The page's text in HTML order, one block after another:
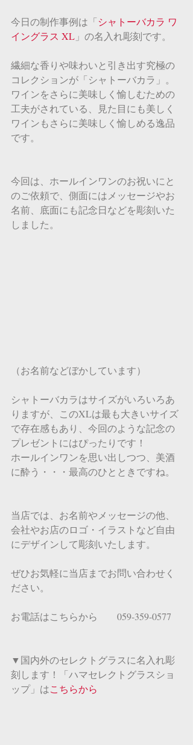
今日の制作事例は「シャトーバカラ ワ
イングラス XL 」の名入れ彫刻です。
繊細な香りや味わいと引き出す究極の
コレクションが「シャトーバカラ」。
ワインをさらに美味しく愉しむための
工夫がされている、見た目にも美しく
ワインもさらに美味しく愉しめる逸品
です。
今回は、ホールインワンのお祝いにと
のご依頼で、側面にはメッセージやお
名前、底面にも記念日などを彫刻いた
しました。
（お名前などぼかしています）
シャトーバカラはサイズがいろいろあ
りま​​すが、このXLは最も大きいサイズ
で存在感もあり、今回のような記念の
プレゼントにはぴったりです！
ホールインワンを思い出しつつ、美酒
に酔う・・・最高のひとときですね。
当店では、お名前やメッセージの他、
会社やお店のロゴ・イラストなど自由
にデザインして彫刻いたします。
ぜひお気軽に当店までお問い合わせく
ださい。
お電話はこちらから　　059-359-0577
▼国内外のセレクトグラスに名入れ彫
刻します！「ハマセレクトグラスショ
ップ」はこちらから